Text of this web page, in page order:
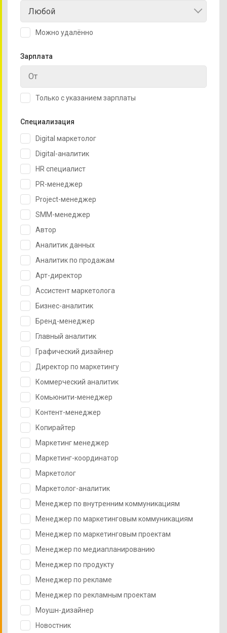
Любой
Можно удалённо
Зарплата
Только с указанием зарплаты
Специализация
Digital маркетолог
Digital-аналитик
HR специалист
PR-менеджер
Project-менеджер
SMM-менеджер
Автор
Аналитик данных
Аналитик по продажам
Арт-директор
Ассистент маркетолога
Бизнес-аналитик
Бренд-менеджер
Главный аналитик
Графический дизайнер
Директор по маркетингу
Коммерческий аналитик
Комьюнити-менеджер
Контент-менеджер
Копирайтер
Маркетинг менеджер
Маркетинг-координатор
Маркетолог
Маркетолог-аналитик
Менеджер по внутренним коммуникациям
Менеджер по маркетинговым коммуникациям
Менеджер по маркетинговым проектам
Менеджер по медиапланированию
Менеджер по продукту
Менеджер по рекламе
Менеджер по рекламным проектам
Моушн-дизайнер
Новостник